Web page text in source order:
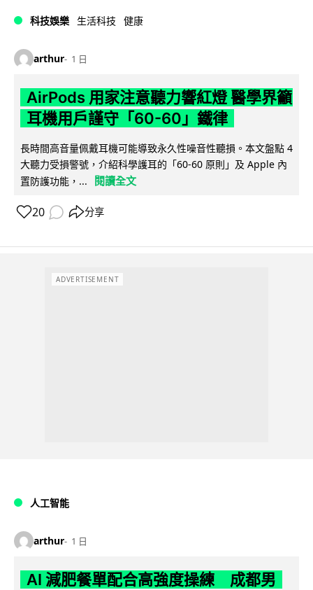
科技娛樂 生活科技 健康
arthur 1 日
AirPods 用家注意聽力響紅燈 醫學界籲
耳機用戶謹守「60-60」鐵律
長時間高音量佩戴耳機可能導致永久性噪音性聽損。本文盤點 4
大聽力受損警號，介紹科學護耳的「60-60 原則」及 Apple 內
置防護功能，...
閱讀全文
20 分享
ADVERTISEMENT
人工智能
arthur 1 日
AI 減肥餐單配合高強度操練 成都男